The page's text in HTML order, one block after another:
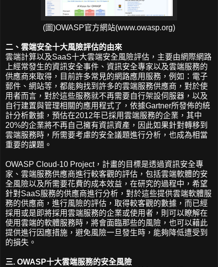
(圖)OWASP官方網站(www.owasp.org)
二、雲端安全十大風險評估的由來
雲端計算以及SaaS十大雲端安全風險評估，主要由網際網路
上經常發生的資訊安全事件、資訊安全專家以及雲端服務的
供應商來取得，目前許多常見的網路應用服務，例如：電子
郵件、網站等，都能夠找到許多的雲端服務供應商，對於使
用者而言，對於這些服務就不再需要自行架設伺服器，以及
自行建置與管理相關的應用程式了，依據Gartner所發佈的統
計分析數據，預估在2012年已採用雲端服務的企業，其中
20%的企業將不再自己擁有資訊資產，因此如果針對轉移到
雲端服務時，所需要考慮的安全議題進行分析，也成為相當
重要的課題。
OWASP Cloud-10 Project，計畫的目標是透過資訊安全專
家、雲端服務供應商進行較客觀的評估，包括雲端軟體的安
全風險以及所需要花費的成本效益，在研究的過程中，希望
針對SaaS服務的供應商進行分析，對於這些提供雲端軟體服
務的供應商，進行風險的評估，取得較客觀的數據，而已經
採用或是即將採用雲端服務的企業或使用者，則可以瞭解在
使用雲端的軟體服務時，將會面臨那些的風險，也可以藉此
提供進行因應措施，避免風險一旦發生時，能夠降低遭受到
的損失。
三. OWASP十大雲端服務的安全風險